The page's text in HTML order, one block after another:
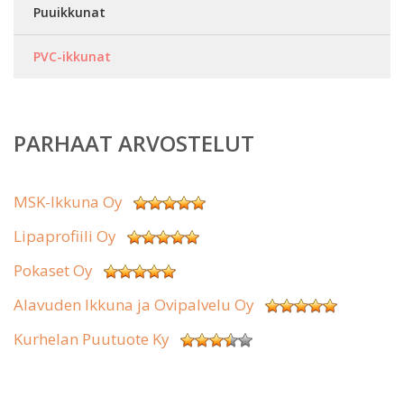
Puuikkunat
PVC-ikkunat
PARHAAT ARVOSTELUT
MSK-Ikkuna Oy
Lipaprofiili Oy
Pokaset Oy
Alavuden Ikkuna ja Ovipalvelu Oy
Kurhelan Puutuote Ky